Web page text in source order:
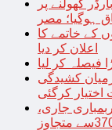
کھولنے پر
ہوگیا؛ مصر
کے خاتمے کا
اعلان کر دیا
کر لیا
کشیدگی
کرگئی
جاری،